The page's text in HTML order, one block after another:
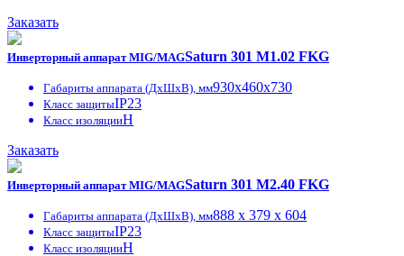
Заказать
Инверторный аппарат MIG/MAGSaturn 301 M1.02 FKG
Габариты аппарата (ДxШxВ), мм930x460x730
Класс защитыIP23
Класс изоляцииH
Заказать
Инверторный аппарат MIG/MAGSaturn 301 M2.40 FKG
Габариты аппарата (ДxШxВ), мм888 x 379 x 604
Класс защитыIP23
Класс изоляцииH